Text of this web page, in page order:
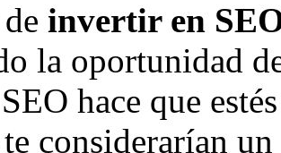
invertir en
la oportunidad
hace que
considerarían